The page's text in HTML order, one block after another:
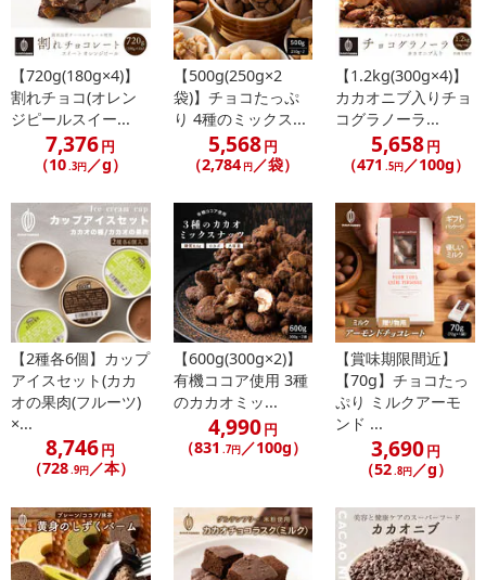
【720g(180g×4)】
割れチョコ(オレン
ジピールスイー...
7,376円
（10.3円／g）
【500g(250g×2
袋)】チョコたっぷ
り 4種のミックス...
5,568円
（2,784 円／袋）
【1.2kg(300g×4)】
カカオニブ入りチョ
コグラノーラ...
5,658円
（471 .5円／100g）
【2種各6個】カップ
アイスセット(カカ
オの果肉(フルーツ)
×...
8,746円
（728.9円／本）
【600g(300g×2)】
有機ココア使用 3種
のカカオミッ...
4,990円
（831 .7円／100g）
【賞味期限間近】
【70g】チョコたっ
ぷり ミルクアーモ
ンド ...
3,690円
（52.8円／g）